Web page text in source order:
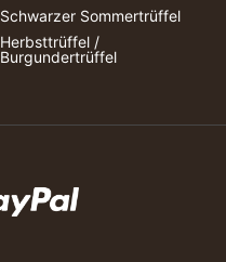
Schwarzer Sommertrüffel
Herbsttrüffel /
Burgundertrüffel